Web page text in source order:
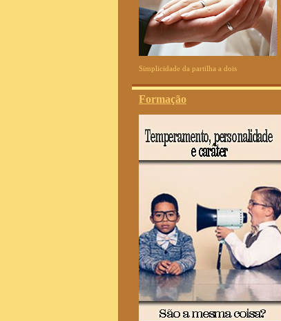
Simplicidade da partilha a dois
Formação